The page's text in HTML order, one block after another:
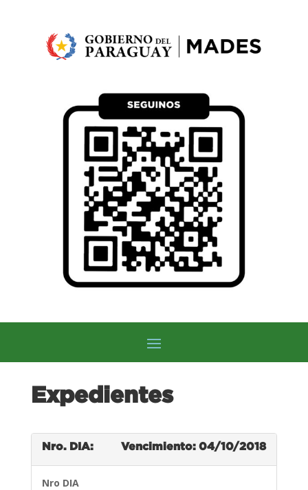
Expedientes
Nro. DIA: Vencimiento: 04/10/2018
Nro DIA